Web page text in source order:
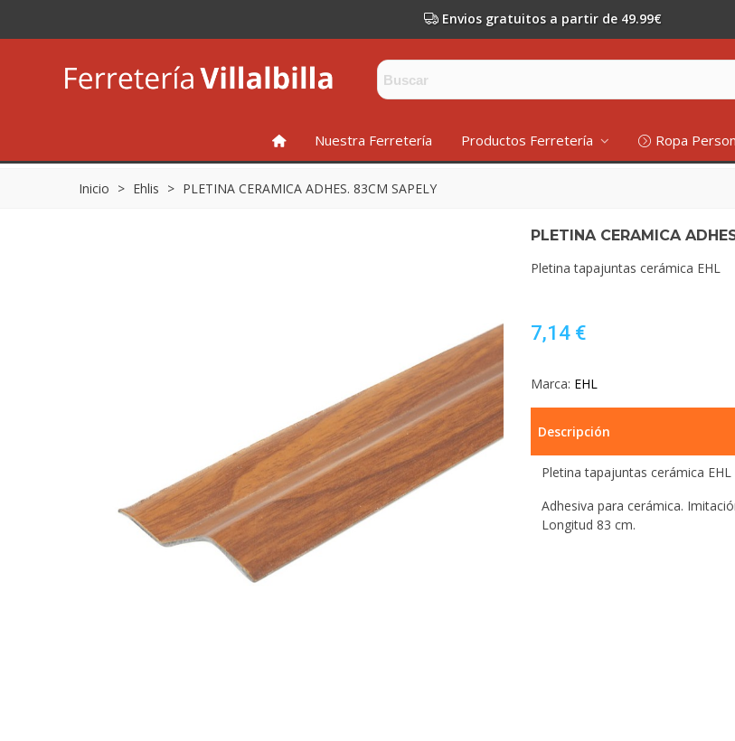
Envios gratuitos a partir de 49.99€
INICIONuestra Ferretería Productos Ferretería Ropa
Inicio > Ehlis > PLETINA CERAMICA ADHES. 83CM SAPELY
PLETINA CERAMICA
Pletina tapajuntas cerámica EHL
7,14 €
Marca: EHL
Descripción
Pletina tapajuntas cerámica EHL
Adhesiva para cerámica.
Longitud 83 cm.